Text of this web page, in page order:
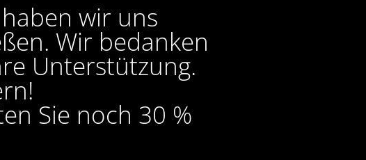
wir uns
Wir bedanken
Unterstützung.
Sie noch 30 %